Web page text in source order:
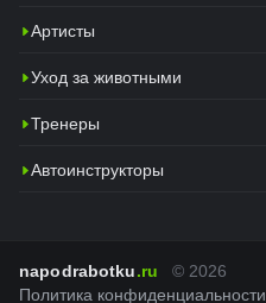
Артисты
Уход за животными
Тренеры
Автоинструкторы
napodrabotku .ru
© 2026
Политика конфиденциальности